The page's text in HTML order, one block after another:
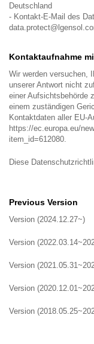
Deutschland
- Kontakt-E-Mail des
Kontaktaufnahme
Wir werden versuchen,
unserer Antwort nicht
einer Aufsichtsbehörde
einem zuständigen
Kontaktdaten aller EU-
https://ec.europa.eu/
item_id=612080.
Diese
Previous Version
Version (2024.12.27~)
Version
Version
Version
Version